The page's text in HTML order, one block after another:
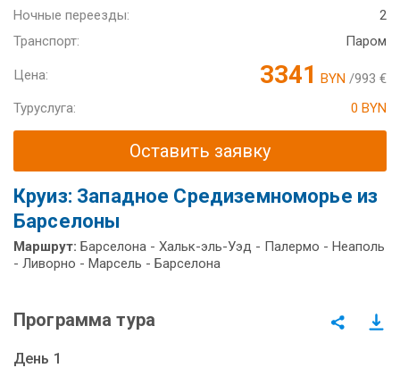
Ночные переезды:
2
Транспорт:
Паром
Цена: 3341 BYN /993 €
Туруслуга:
0 BYN
Оставить заявку
Круиз: Западное Средиземноморье из
Барселоны
Маршрут: Барселона - Хальк-эль-Уэд - Палермо - Неаполь
- Ливорно - Марсель - Барселона
Программа тура
День 1